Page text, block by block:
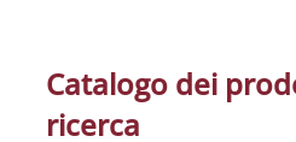
Catalogo dei
ricerca